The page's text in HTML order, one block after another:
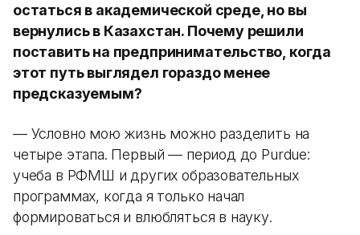
остаться в академической среде, но вы
вернулись в Казахстан. Почему решили
поставить на предпринимательство, когда
этот путь выглядел гораздо менее
предсказуемым?
— Условно мою жизнь можно разделить на
четыре этапа. Первый — период до Purdue:
учеба в РФМШ и других образовательных
программах, когда я только начал
формироваться и влюбляться в науку.